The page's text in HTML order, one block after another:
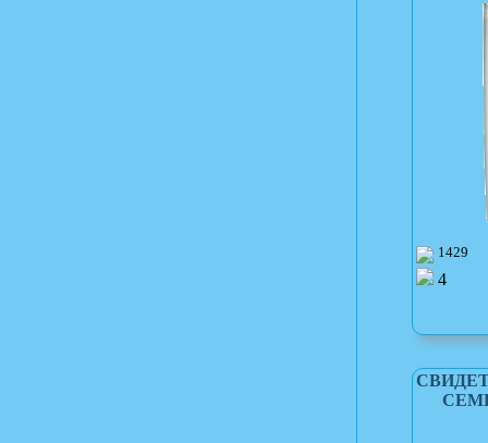
1429
4